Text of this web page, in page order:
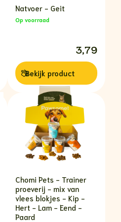
Natvoer - Geit
Op voorraad
3,79
Bekijk product
Chomi Pets - Trainer
proeverij - mix van
vlees blokjes - Kip -
Hert - Lam - Eend -
Paard